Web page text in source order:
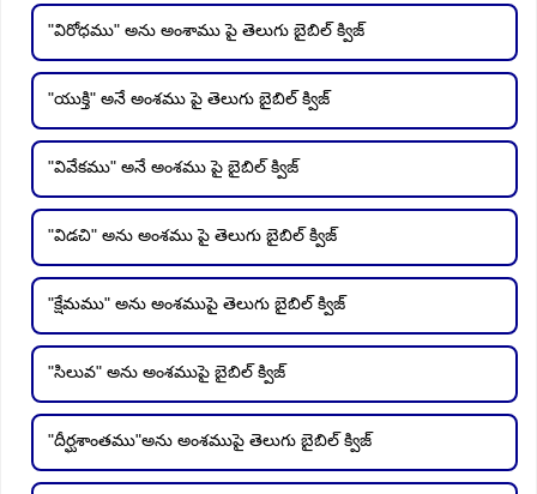
"విరోధము" అను అంశాము పై తెలుగు బైబిల్ క్విజ్
"యుక్తి" అనే అంశము పై తెలుగు బైబిల్ క్విజ్
"వివేకము" అనే అంశము పై బైబిల్ క్విజ్
"విడచి" అను అంశము పై తెలుగు బైబిల్ క్విజ్
"క్షేమము" అను అంశముపై తెలుగు బైబిల్ క్విజ్
"సిలువ" అను అంశముపై బైబిల్ క్విజ్
"దీర్ఘశాంతము"అను అంశముపై తెలుగు బైబిల్ క్విజ్